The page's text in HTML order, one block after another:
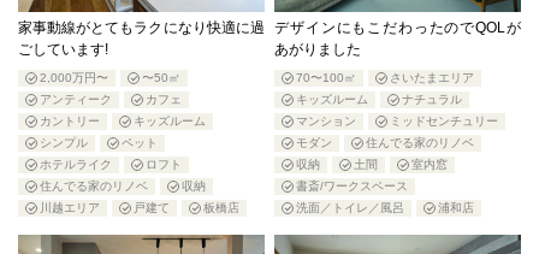
家事動線がとてもラクになり快適に過
ごしています!
2,000万円〜
〜50㎡
アンティーク
カフェ
カントリー
キッズルーム
シンプル
ペット
ホテルライク
ロフト
住んでる家のリノベ
収納
川越エリア
戸建て 板橋店
デザインにもこだわったのでQOLが
あがりました
70〜100㎡
さいたまエリア
キッズルーム
ナチュラル
マンション
ミッドセンチュリー
モダン
住んでる家のリノベ
収納
土間
室内窓
書斎/ワークスペース
洗面／トイレ／風呂
浦和店